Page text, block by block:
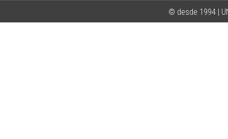
© desde 1994 |